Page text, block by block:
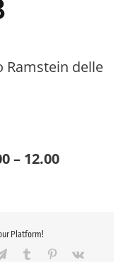
Ramstein delle
– 12.00
Platform!
TelegramTumblr Pinterest
Vk